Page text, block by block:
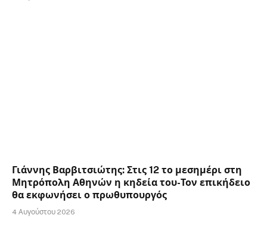
Γιάννης Βαρβιτσιώτης: Στις 12 το μεσημέρι στη
Μητρόπολη Αθηνών η κηδεία του-Τον επικήδειο
θα εκφωνήσει ο πρωθυπουργός
4 Αυγούστου 2026